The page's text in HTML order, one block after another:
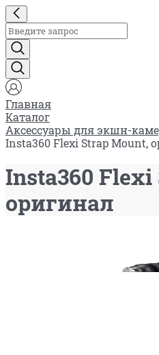
Главная
Каталог
Аксессуары для экшн-
Insta360 Flexi Strap Mount,
Insta360
оригинал